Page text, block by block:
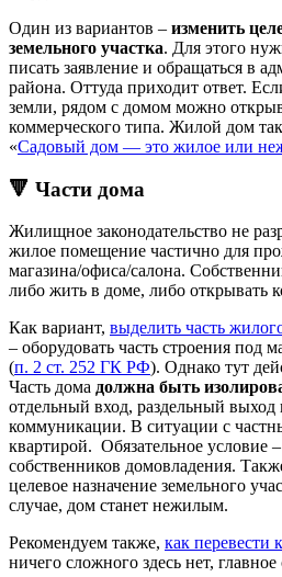
Один из вариантов – изменить
земельного участка. Для этого
писать заявление и обращаться в
района. Оттуда приходит ответ.
земли, рядом с домом можно
коммерческого типа. Жилой дом
«Садовый дом — это жилое или
🔻 Части дома
Жилищное законодательство не
жилое помещение частично для
магазина/офиса/салона.
либо жить в доме, либо открывать
Как вариант, выделить часть
– оборудовать часть строения под
(п. 2 ст. 252 ГК РФ). Однако тут
Часть дома должна быть
отдельный вход, раздельный выход
коммуникации. В ситуации с
квартирой. Обязательное условие
собственников домовладения.
целевое назначение земельного
случае, дом станет нежилым.
Рекомендуем также, как перевести
ничего сложного здесь нет,